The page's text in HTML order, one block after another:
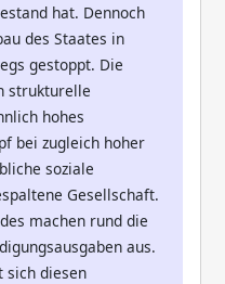
hat. Dennoch
des Staates in
gestoppt. Die
strukturelle
hohes
bei zugleich hoher
soziale
Gesellschaft.
machen rund die
aus.
sich diesen